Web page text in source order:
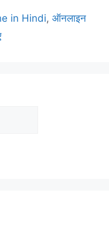
in Hindi,ऑनलाइन